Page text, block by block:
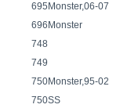
695Monster,06-07
696Monster
748
749
750Monster,95-02
750SS